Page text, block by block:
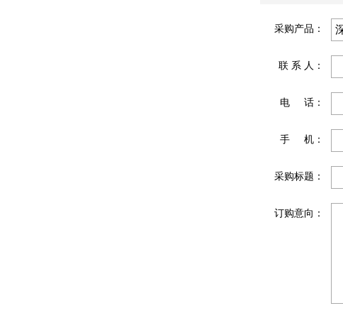
采购产品：
联 系 人：
电 话：
手 机：
采购标题：
订购意向：